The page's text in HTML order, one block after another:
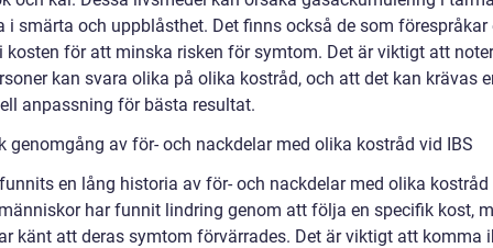
i smärta och uppblåsthet. Det finns också de som förespråkar
kosten för att minska risken för symtom. Det är viktigt att
kan svara olika på olika kostråd, och att det kan krävas
anpassning för bästa resultat.
genomgång av för- och nackdelar med olika kostråd vid IBS
en lång historia av för- och nackdelar med olika kostråd
har funnit lindring genom att följa en specifik kost,
känt att deras symtom förvärrades. Det är viktigt att komma